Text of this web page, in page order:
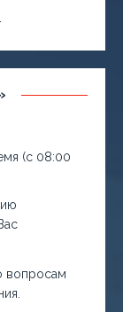
(с 08:00
вопросам